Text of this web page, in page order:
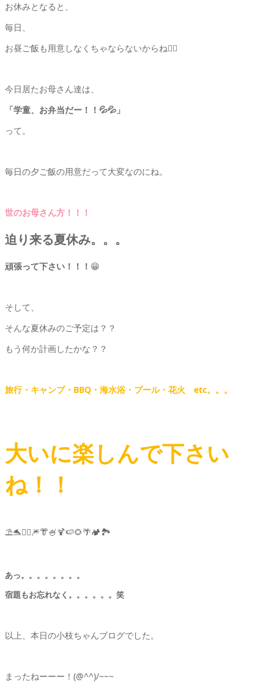
お休みとなると、
毎日、
お昼ご飯も用意しなくちゃならないからね😵‍💫
今日居たお母さん達は、
「学童、お弁当だー！！💦💦」
って。
毎日の夕ご飯の用意だって大変なのにね。
世のお母さん方！！！
迫り来る夏休み。。。
頑張って下さい！！！ 😁
そして、
そんな夏休みのご予定は？？
もう何か計画したかな？？
旅行・キャンプ・BBQ・海水浴・プール・花火 etc。。。
大いに楽しんで下さい
ね！！
⛱️🐬🏄‍♀️🎆👘🍧🍹🍉🌻🌴🏕️🏞️
あっ。。。。。。。。
宿題もお忘れなく。。。。。。笑
以上、本日の小枝ちゃんブログでした。
まったねーーー！(@^^)/~~~